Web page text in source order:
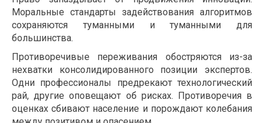
Моральные стандарты задействования алгоритмов
сохраняются туманными и туманными для
большинства.
Противоречивые переживания обостряются из-за
нехватки консолидированного позиции экспертов.
Одни профессионалы предрекают технологический
рай, другие оповещают об рисках. Противоречия в
оценках сбивают население и порождают колебания